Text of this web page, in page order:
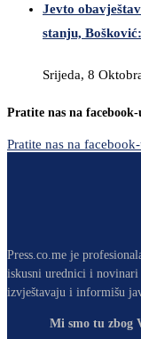
Jevto
stanju,
Srijeda, 8
Pratite nas na facebook-
Pratite nas na
Press.co.me je
iskusni urednici i novinari
izvještavaju i informišu
Mi smo tu zbog